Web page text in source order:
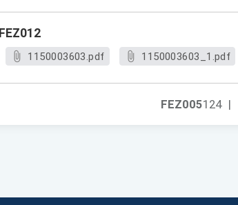
FEZ012
1150003603.pdf 1150003603_1.pdf
FEZ005124 |